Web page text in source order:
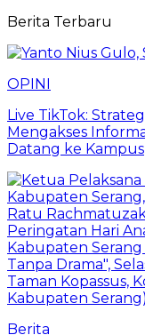
Berita Terbaru
OPINI
Live TikTok:
Mengakses
Datang ke Kampus
Berita